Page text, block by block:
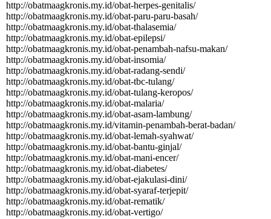
http:­//­obatmaagkronis.­my.­id/­obat-­herpes-­genitalis/­
http:­//­obatmaagkronis.­my.­id/­obat-­paru-­paru-­basah/­
http:­//­obatmaagkronis.­my.­id/­obat-­thalasemia/­
http:­//­obatmaagkronis.­my.­id/­obat-­epilepsi/­
http:­//­obatmaagkronis.­my.­id/­obat-­penambah-­nafsu-­makan/­
http:­//­obatmaagkronis.­my.­id/­obat-­insomia/­
http:­//­obatmaagkronis.­my.­id/­obat-­radang-­sendi/­
http:­//­obatmaagkronis.­my.­id/­obat-­tbc-­tulang/­
http:­//­obatmaagkronis.­my.­id/­obat-­tulang-­keropos/­
http:­//­obatmaagkronis.­my.­id/­obat-­malaria/­
http:­//­obatmaagkronis.­my.­id/­obat-­asam-­lambung/­
http:­//­obatmaagkronis.­my.­id/­vitamin-­penambah-­berat-­badan/­
http:­//­obatmaagkronis.­my.­id/­obat-­lemah-­syahwat/­
http:­//­obatmaagkronis.­my.­id/­obat-­bantu-­ginjal/­
http:­//­obatmaagkronis.­my.­id/­obat-­mani-­encer/­
http:­//­obatmaagkronis.­my.­id/­obat-­diabetes/­
http:­//­obatmaagkronis.­my.­id/­obat-­ejakulasi-­dini/­
http:­//­obatmaagkronis.­my.­id/­obat-­syaraf-­terjepit/­
http:­//­obatmaagkronis.­my.­id/­obat-­rematik/­
http:­//­obatmaagkronis.­my.­id/­obat-­vertigo/­